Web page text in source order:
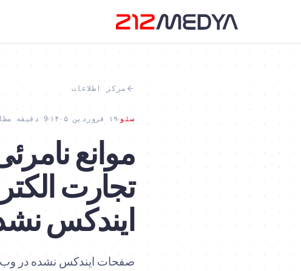
مرکز اطلاعات
سئو ۱۹ فروردین ۱۴۰۵ 9 دقیقه مطالعه
ایندکس
صفحات ایندکس نشده در